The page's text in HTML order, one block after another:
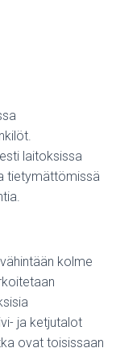
laitoksissa
tietymättömissä
kolme
ja ketjutalot
ovat toisissaan